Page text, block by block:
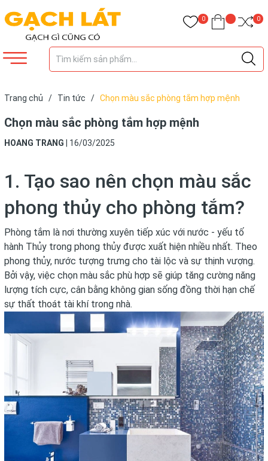
0 0
Trang chủ / Tin tức / Chọn màu sắc phòng tắm hợp mệnh
Chọn màu sắc phòng tắm hợp mệnh
HOANG TRANG 16/03/2025
1. Tạo sao nên chọn màu sắc
phong thủy cho phòng tắm?
Phòng tắm là nơi thường xuyên tiếp xúc với nước - yếu tố
hành Thủy trong phong thủy được xuất hiện nhiều nhất. Theo
phong thủy, nước tượng trưng cho tài lộc và sự thịnh vượng.
Bởi vậy, việc chọn màu sắc phù hợp sẽ giúp tăng cường năng
lượng tích cực, cân bằng không gian sống đồng thời hạn chế
sự thất thoát tài khí trong nhà.